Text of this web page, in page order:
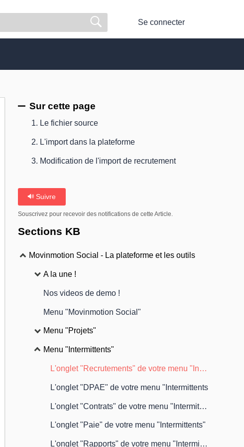
Se connecter
Sur cette page
1. Le fichier source
2. L'import dans la plateforme
3. Modification de l'import de recrutement
Suivre
Souscrivez pour recevoir des notifications de cette Article.
Sections KB
Movinmotion Social - La plateforme et les outils
A la une !
Nos videos de demo !
Menu "Movinmotion Social"
Menu "Projets"
Menu "Intermittents"
L'onglet "Recrutements" de votre menu "Intermittents
L'onglet "DPAE" de votre menu "Intermittents
L'onglet "Contrats" de votre menu "Intermittents"
L'onglet "Paie" de votre menu "Intermittents"
L'onglet "Rapports" de votre menu "Intermittents" (option premium)